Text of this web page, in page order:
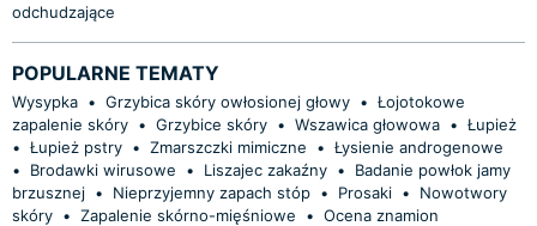
odchudzające
POPULARNE TEMATY
Wysypka • Grzybica skóry owłosionej głowy • Łojotokowe
zapalenie skóry • Grzybice skóry • Wszawica głowowa • Łupież
• Łupież pstry • Zmarszczki mimiczne • Łysienie androgenowe
•
Brodawki wirusowe • Liszajec zakaźny •
Badanie powłok jamy
brzusznej • Nieprzyjemny zapach stóp • Prosaki •
Nowotwory
skóry • Zapalenie skórno-mięśniowe • Ocena znamion